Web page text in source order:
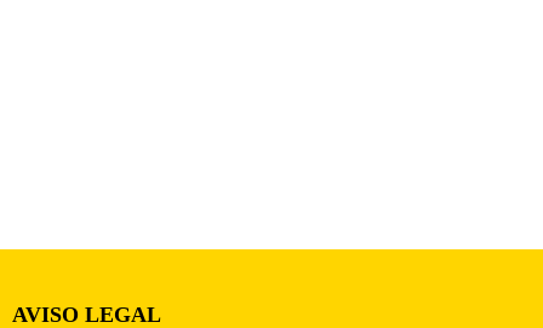
AVISO LEGAL